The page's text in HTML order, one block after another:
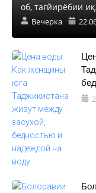
об, тағйирёбии
Вечерка